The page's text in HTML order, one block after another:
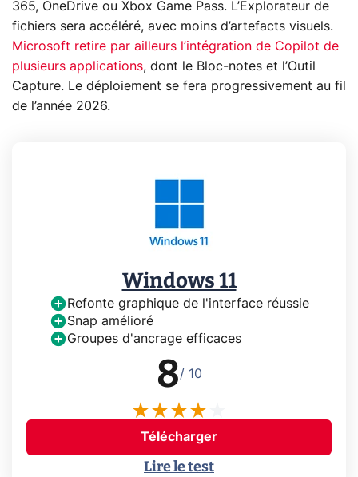
365, OneDrive ou Xbox Game Pass. L’Explorateur de
fichiers sera accéléré, avec moins d’artefacts visuels.
Microsoft retire par ailleurs l’intégration de Copilot de
plusieurs applications, dont le Bloc-notes et l’Outil
Capture. Le déploiement se fera progressivement au fil
de l’année 2026.
Windows 11
Refonte graphique de l'interface réussie
Snap amélioré
Groupes d'ancrage efficaces
8/ 10
Télécharger
Lire le test